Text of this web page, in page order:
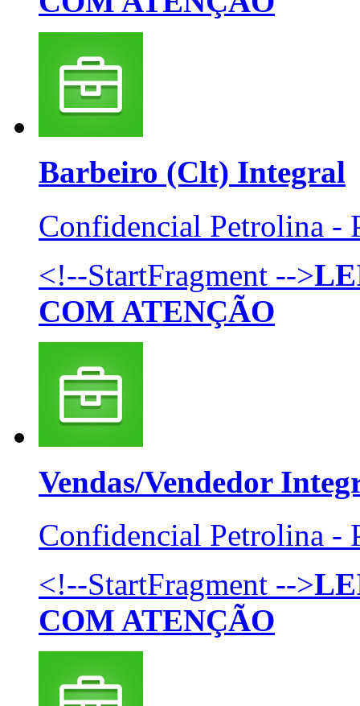
Barbeiro (Clt) Integral
Confidencial Petrolina -
<!--StartFragment -->
COM ATENÇÃO
Vendas/Vendedor
Confidencial Petrolina -
<!--StartFragment -->
COM ATENÇÃO